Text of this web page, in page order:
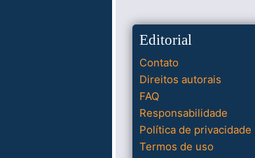
Editorial
Contato
Direitos autorais
FAQ
Responsabilidade
Política de privacidade
Termos de uso